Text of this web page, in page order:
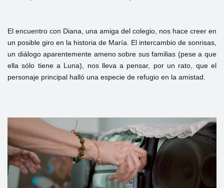
El encuentro con Diana, una amiga del colegio, nos hace creer en
un posible giro en la historia de María. El intercambio de sonrisas,
un diálogo aparentemente ameno sobre sus familias (pese a que
ella sólo tiene a Luna), nos lleva a pensar, por un rato, que el
personaje principal halló una especie de refugio en la amistad.